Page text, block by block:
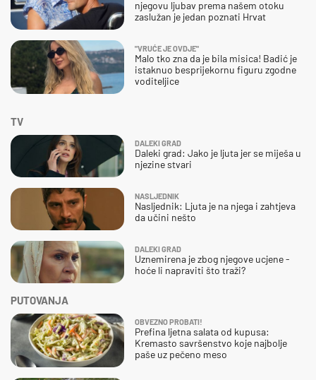
njegovu ljubav prema našem otoku
zaslužan je jedan poznati Hrvat
"VRUĆE JE OVDJE"
Malo tko zna da je bila misica! Badić je
istaknuo besprijekornu figuru zgodne
voditeljice
TV
DALEKI GRAD
Daleki grad: Jako je ljuta jer se miješa u
njezine stvari
NASLJEDNIK
Nasljednik: Ljuta je na njega i zahtjeva
da učini nešto
DALEKI GRAD
Uznemirena je zbog njegove ucjene -
hoće li napraviti što traži?
PUTOVANJA
OBVEZNO PROBATI!
Prefina ljetna salata od kupusa:
Kremasto savršenstvo koje najbolje
paše uz pečeno meso